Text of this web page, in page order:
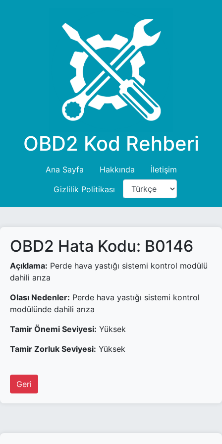
OBD2 Kod Rehberi
Ana Sayfa Hakkında
İletişim
Gizlilik Politikası
OBD2 Hata Kodu: B0146
Açıklama: Perde hava yastığı sistemi kontrol modülü
dahili arıza
Olası Nedenler: Perde hava yastığı sistemi kontrol
modülünde dahili arıza
Tamir Önemi Seviyesi: Yüksek
Tamir Zorluk Seviyesi: Yüksek
Geri